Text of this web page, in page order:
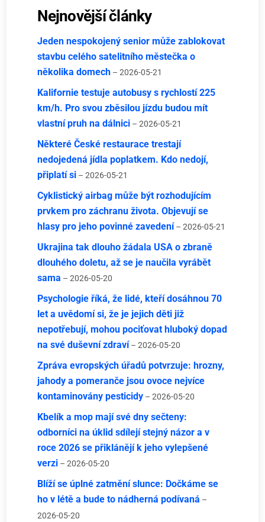
Nejnovější články
Jeden nespokojený senior může zablokovat
stavbu celého satelitního městečka o
několika domech – 2026-05-21
Kalifornie testuje autobusy s rychlostí 225
km/h. Pro svou zběsilou jízdu budou mít
vlastní pruh na dálnici – 2026-05-21
Některé České restaurace trestají
nedojedená jídla poplatkem. Kdo nedojí,
připlatí si – 2026-05-21
Cyklistický airbag může být rozhodujícím
prvkem pro záchranu života. Objevují se
hlasy pro jeho povinné zavedení – 2026-05-21
Ukrajina tak dlouho žádala USA o zbraně
dlouhého doletu, až se je naučila vyrábět
sama – 2026-05-20
Psychologie říká, že lidé, kteří dosáhnou 70
let a uvědomí si, že je jejich děti již
nepotřebují, mohou pociťovat hluboký dopad
na své duševní zdraví – 2026-05-20
Zpráva evropských úřadů potvrzuje: hrozny,
jahody a pomeranče jsou ovoce nejvíce
kontaminovány pesticidy – 2026-05-20
Kbelík a mop mají své dny sečteny:
odborníci na úklid sdílejí stejný názor a v
roce 2026 se přiklánějí k jeho vylepšené
verzi – 2026-05-20
Blíží se úplné zatmění slunce: Dočkáme se
ho v létě a bude to nádherná podívaná –
2026-05-20